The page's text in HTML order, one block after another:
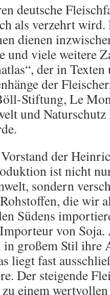
deutsche
als verzehrt
dienen
und viele weitere
der in
der
Stiftung, Le
und
der
ist nicht
sondern
die wir
Südens
von
großem Stil ihre
liegt fast
Der steigende
einem